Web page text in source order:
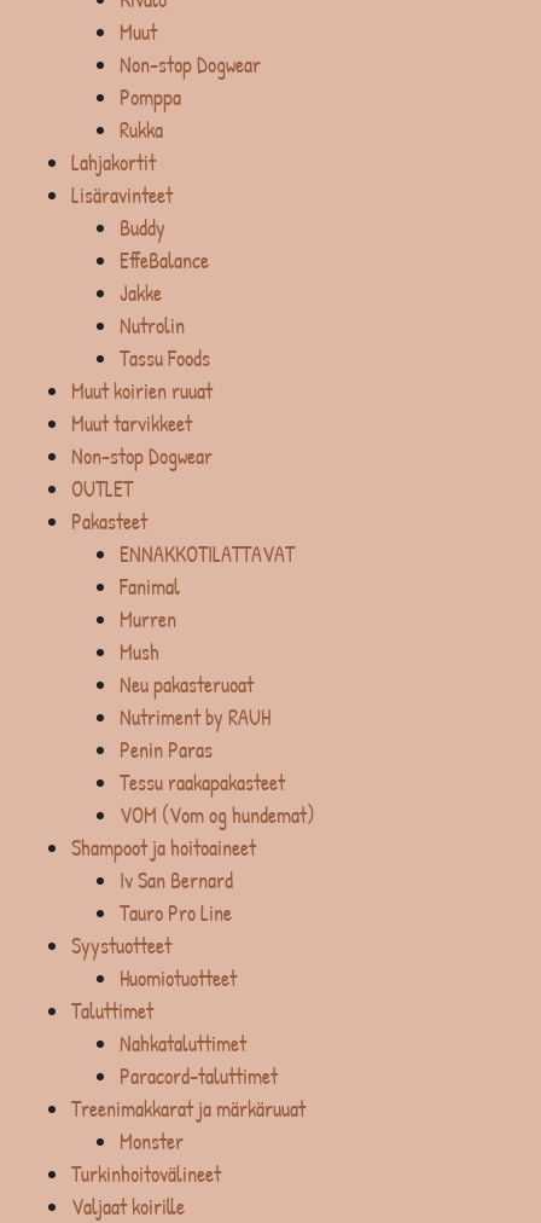
Muut
Non-stop Dogwear
Pomppa
Rukka
Lahjakortit
Lisäravinteet
Buddy
EffeBalance
Jakke
Nutrolin
Tassu Foods
Muut koirien ruuat
Muut tarvikkeet
Non-stop Dogwear
OUTLET
Pakasteet
ENNAKKOTILATTAVAT
Fanimal
Murren
Mush
Neu pakasteruoat
Nutriment by RAUH
Penin Paras
Tessu raakapakasteet
VOM (Vom og hundemat)
Shampoot ja hoitoaineet
Iv San Bernard
Tauro Pro Line
Syystuotteet
Huomiotuotteet
Taluttimet
Nahkataluttimet
Paracord-taluttimet
Treenimakkarat ja märkäruuat
Monster
Turkinhoitovälineet
Valjaat koirille